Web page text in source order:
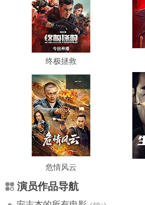
终极拯救
--
危情风云
演员作品导航